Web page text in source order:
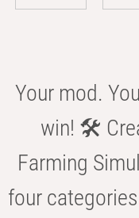
Your mod.
win! 🛠️
Farming
four